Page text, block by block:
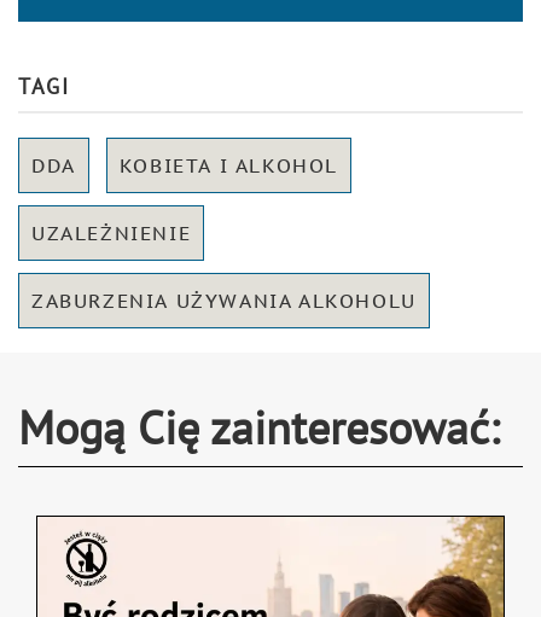
TAGI
DDA KOBIETA I ALKOHOL
UZALEŻNIENIE
ZABURZENIA UŻYWANIA ALKOHOLU
Mogą Cię zainteresować: